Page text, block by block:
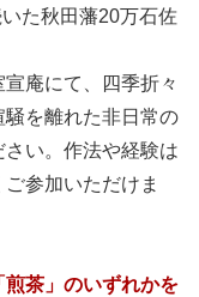
た秋田藩20万石佐
庵にて、四季折々
を離れた非日常の
い。作法や経験は
参加いただけま
茶」のいずれかを